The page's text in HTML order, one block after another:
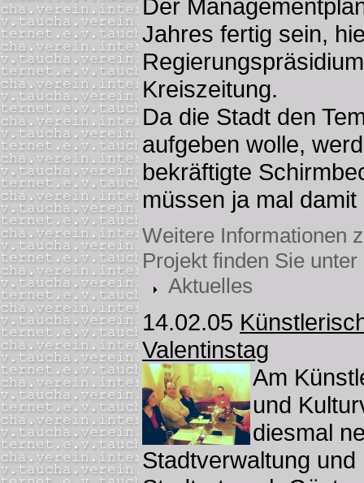
Der
Jahres fertig sein,
Kreiszeitung.
Da die Stadt den
aufgeben wolle,
bekräftigte
müssen ja mal
Weitere Informationen
Projekt finden Sie unter
Aktuelles
14.02.05
Valentinstag
Am
und
diesmal
Stadtverwaltung